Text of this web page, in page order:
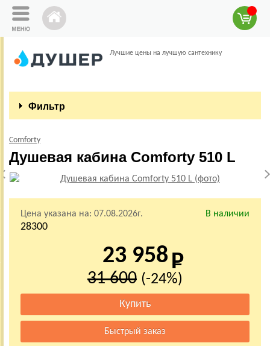
Лучшие цены на лучшую сантехнику
Фильтр
Comforty
Душевая кабина Comforty 510 L
Цена указана на: 07.08.2026г. В наличии
28300
23 958
31 600 (-24%)